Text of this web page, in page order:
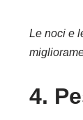
Le noci e
4.